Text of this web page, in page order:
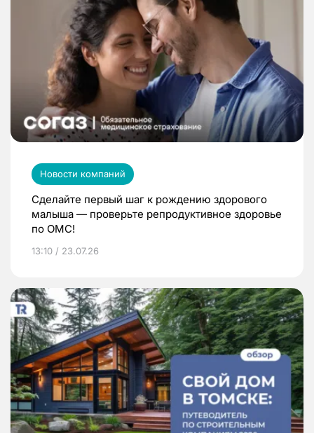
Новости компаний
Сделайте первый шаг к рождению здорового
малыша — проверьте репродуктивное здоровье
по ОМС!
13:10 / 23.07.26